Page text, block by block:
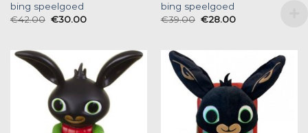
bing speelgoed
€42.00 €30.00
bing speelgoed
€39.00 €28.00